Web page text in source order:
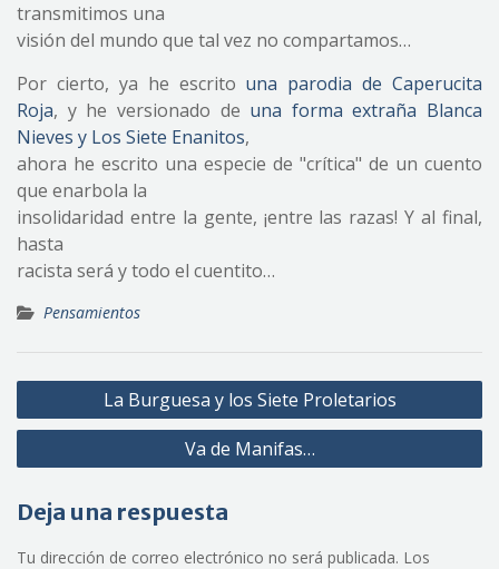
transmitimos una
visión del mundo que tal vez no compartamos…
Por cierto, ya he escrito una parodia de Caperucita
Roja, y he versionado de una forma extraña Blanca
Nieves y Los Siete Enanitos,
ahora he escrito una especie de "crítica" de un cuento
que enarbola la
insolidaridad entre la gente, ¡entre las razas! Y al final,
hasta
racista será y todo el cuentito…
Pensamientos
Navegación
de
La Burguesa y los Siete Proletarios
Va de Manifas…
Deja una respuesta
Tu dirección de correo electrónico no será publicada. Los